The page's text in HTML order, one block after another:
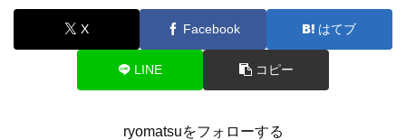
X Facebook はてブ
LINE コピー
ryomatsuをフォローする